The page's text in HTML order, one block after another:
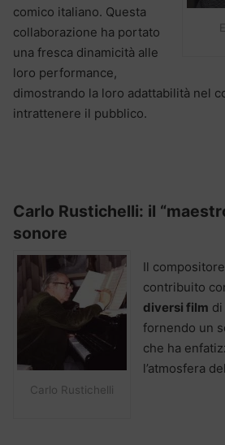
comico italiano. Questa
collaborazione ha portato
una fresca dinamicità alle
loro performance,
dimostrando la loro adattabilità nel
intrattenere il pubblico.
Carlo Rustichelli: il
sonore
Carlo Rustichelli
Il compositore
contribuito
diversi film
fornendo un
che ha
l’atmosfera